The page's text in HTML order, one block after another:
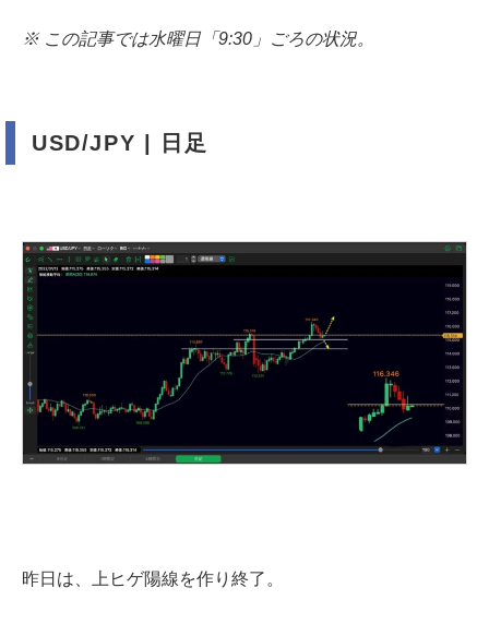
※ この記事では水曜日「9:30」ごろの状況。
USD/JPY | 日足
昨日は、上ヒゲ陽線を作り終了。